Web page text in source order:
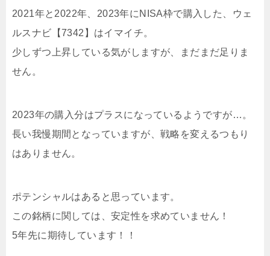
2021年と2022年、2023年にNISA枠で購入した、ウェ
ルスナビ【7342】はイマイチ。
少しずつ上昇している気がしますが、まだまだ足りま
せん。
2023年の購入分はプラスになっているようですが…。
長い我慢期間となっていますが、戦略を変えるつもり
はありません。
ポテンシャルはあると思っています。
この銘柄に関しては、安定性を求めていません！
5年先に期待しています！！